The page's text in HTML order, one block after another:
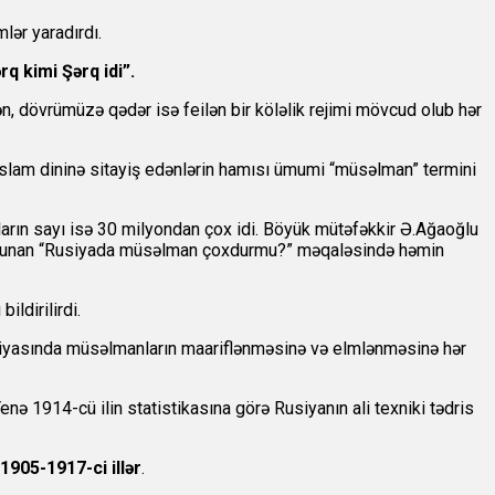
yaradırdı.
kimi Şərq idi”.
dövrümüzə qədər isə feilən bir köləlik rejimi mövcud olub hər
dininə sitayiş edənlərin hamısı ümumi “müsəlman” termini
sayı isə 30 milyondan çox idi. Böyük mütəfəkkir Ə.Ağaoğlu
“Rusiyada müsəlman çoxdurmu?” məqaləsində həmin
bildirilirdi.
müsəlmanların maariflənməsinə və elmlənməsinə hər
1914-cü ilin statistikasına görə Rusiyanın ali texniki tədris
1917-ci illər.